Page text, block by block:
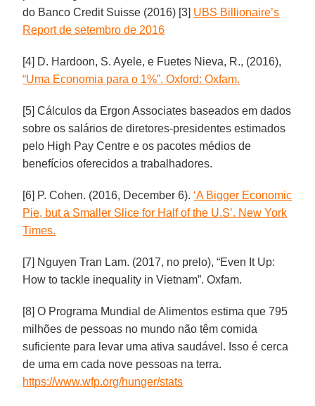
do Banco Credit Suisse (2016) [3] UBS Billionaire’s
Report de setembro de 2016
[4] D. Hardoon, S. Ayele, e Fuetes Nieva, R., (2016),
“Uma Economia para o 1%”. Oxford: Oxfam.
[5] Cálculos da Ergon Associates baseados em dados
sobre os salários de diretores-presidentes estimados
pelo High Pay Centre e os pacotes médios de
benefícios oferecidos a trabalhadores.
[6] P. Cohen. (2016, December 6). ‘A Bigger Economic
Pie, but a Smaller Slice for Half of the U.S’. New York
Times.
[7] Nguyen Tran Lam. (2017, no prelo), “Even It Up:
How to tackle inequality in Vietnam”. Oxfam.
[8] O Programa Mundial de Alimentos estima que 795
milhões de pessoas no mundo não têm comida
suficiente para levar uma ativa saudável. Isso é cerca
de uma em cada nove pessoas na terra.
https://www.wfp.org/hunger/stats